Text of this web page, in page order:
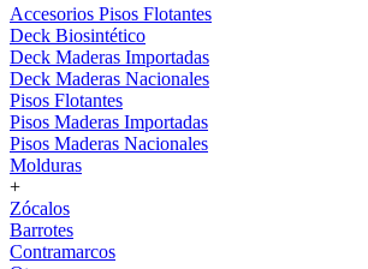
Accesorios Pisos Flotantes
Deck Biosintético
Deck Maderas Importadas
Deck Maderas Nacionales
Pisos Flotantes
Pisos Maderas Importadas
Pisos Maderas Nacionales
Molduras
+
Zócalos
Barrotes
Contramarcos